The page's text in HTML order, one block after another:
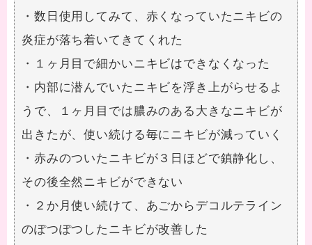
・数日使用してみて、赤くなっていたニキビの
炎症が落ち着いてきてくれた
・１ヶ月目で細かいニキビはできなくなった
・内部に潜んでいたニキビを浮き上がらせるよ
うで、１ヶ月目では膿みのある大きなニキビが
出きたが、使い続ける毎にニキビが減っていく
・赤みのついたニキビが３日ほどで鎮静化し、
その後全然ニキビができない
・２か月使い続けて、あごからデコルテライン
のぽつぽつしたニキビが改善した